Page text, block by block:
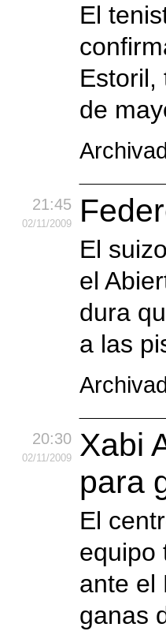
El
Estoril,
de
21:45
02/11/2009
El
el
dura
a las
20:30
02/11/2009
Xabi
para
El
equipo
ante el
ganas